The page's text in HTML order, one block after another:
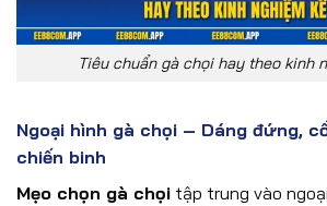
Tiêu chuẩn gà chọi hay theo kinh
Ngoại hình gà chọi – Dáng đứng,
chiến binh
Mẹo chọn gà chọi tập trung vào